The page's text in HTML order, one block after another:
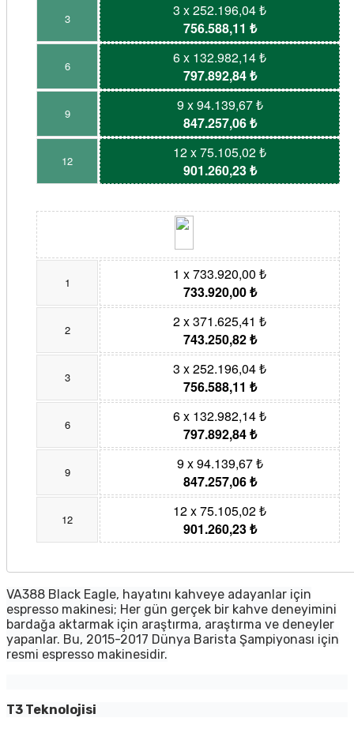
3
3 x 252.196,04 ₺
756.588,11 ₺
6
6 x 132.982,14 ₺
797.892,84 ₺
9
9 x 94.139,67 ₺
847.257,06 ₺
12
12 x 75.105,02 ₺
901.260,23 ₺
1
1 x 733.920,00 ₺
733.920,00 ₺
2
2 x 371.625,41 ₺
743.250,82 ₺
3
3 x 252.196,04 ₺
756.588,11 ₺
6
6 x 132.982,14 ₺
797.892,84 ₺
9
9 x 94.139,67 ₺
847.257,06 ₺
12
12 x 75.105,02 ₺
901.260,23 ₺
VA388 Black Eagle, hayatını kahveye adayanlar için
espresso makinesi; Her gün gerçek bir kahve deneyimini
bardağa aktarmak için araştırma, araştırma ve deneyler
yapanlar. Bu, 2015-2017 Dünya Barista Şampiyonası için
resmi espresso makinesidir.
T3 Teknolojisi